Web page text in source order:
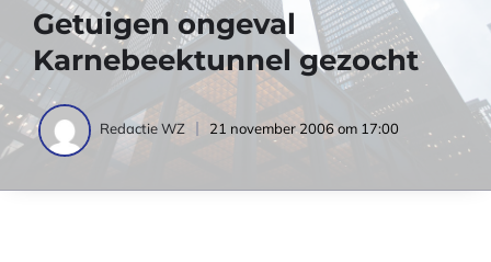
Getuigen ongeval
Karnebeektunnel gezocht
Redactie WZ 21 november 2006 om 17:00